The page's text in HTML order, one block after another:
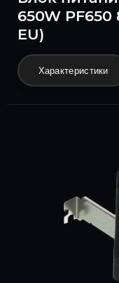
650W PF650
EU)
Характеристики